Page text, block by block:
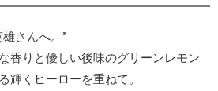
さんへ。”
香りと優しい後味のグリーンレモン
輝くヒーローを重ねて。